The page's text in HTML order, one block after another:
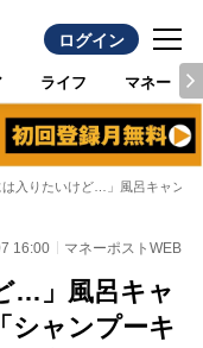
ログイン
ライフ マネー
は入りたいけど…」風呂キャン
16:00 マネーポストWEB
…」風呂キャ
シャンプーキ